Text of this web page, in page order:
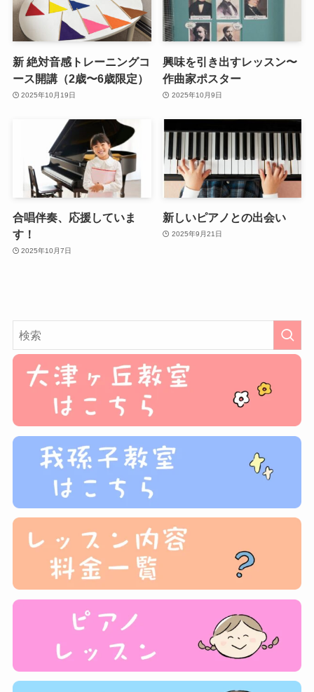
新 絶対音感トレーニングコ
ース開講（2歳〜6歳限定）
2025年10月19日
興味を引き出すレッスン〜
作曲家ポスター
2025年10月9日
合唱伴奏、応援していま
す！
2025年10月7日
新しいピアノとの出会い
2025年9月21日